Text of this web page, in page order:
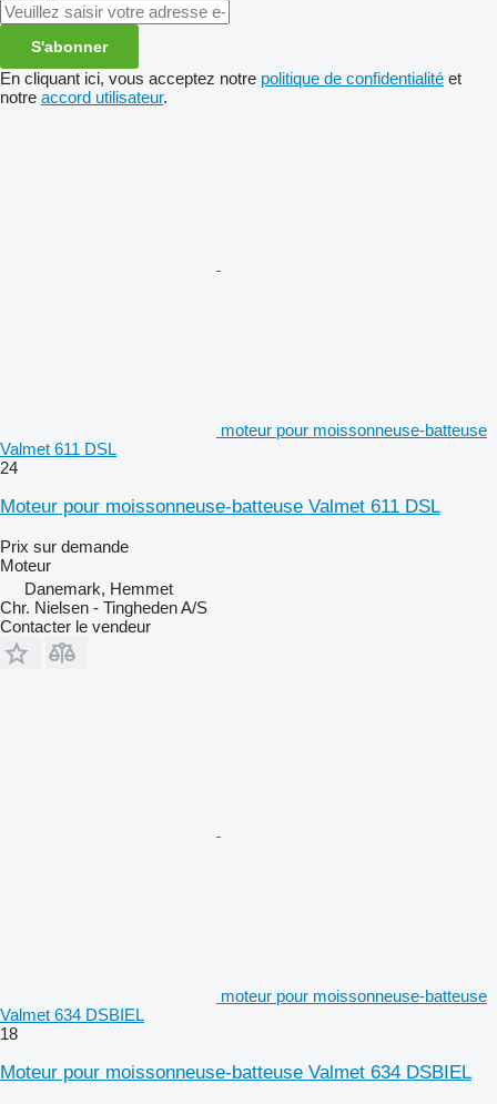
S'abonner
En cliquant ici, vous acceptez notre politique de confidentialité et
notre accord utilisateur.
moteur pour moissonneuse-batteuse
Valmet 611 DSL
24
Moteur pour moissonneuse-batteuse Valmet 611 DSL
Prix sur demande
Moteur
Danemark, Hemmet
Chr. Nielsen - Tingheden A/S
Contacter le vendeur
moteur pour moissonneuse-batteuse
Valmet 634 DSBIEL
18
Moteur pour moissonneuse-batteuse Valmet 634 DSBIEL